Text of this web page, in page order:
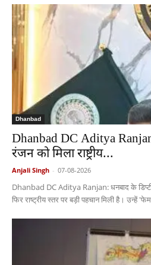
Dhanbad
Dhanbad DC Aditya
रंजन को मिला राष्ट्रीय...
Anjali Singh - 07-08-2026
Dhanbad DC Aditya Ranjan: धनबाद के
फिर राष्ट्रीय स्तर पर बड़ी पहचान मिली है। उन्हें